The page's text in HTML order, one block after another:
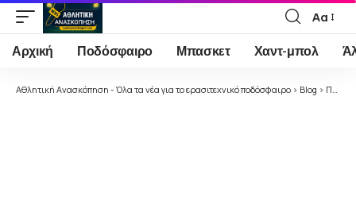
Font
Resizer
Αα
Αρχική Ποδόσφαιρο Μπασκετ Χαντ-μπολ
Αθλητική Ανασκόπηση - Όλα τα νέα για το ερασιτεχνικό ποδόσφαιρο > Blog > Ποδόσφαιρο